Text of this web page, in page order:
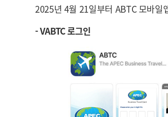
2025년 4월 21일부터 ABTC 모바일
- VABTC 로그인